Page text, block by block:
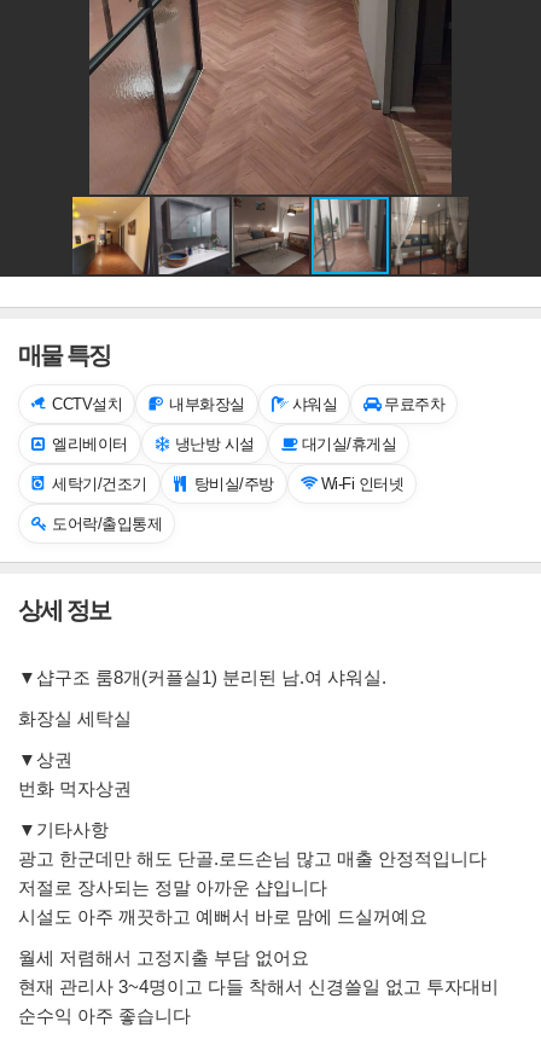
매물 특징
CCTV설치 내부화장실 샤워실 무료주차
엘리베이터 냉난방 시설 대기실/휴게실
세탁기/건조기 탕비실/주방 Wi-Fi 인터넷
도어락/출입통제
상세 정보
▼샵구조 룸8개(커플실1) 분리된 남.여 샤워실.
화장실 세탁실
▼상권
번화 먹자상권
▼기타사항
광고 한군데만 해도 단골.로드손님 많고 매출 안정적입니다
저절로 장사되는 정말 아까운 샵입니다
시설도 아주 깨끗하고 예뻐서 바로 맘에 드실꺼예요
월세 저렴해서 고정지출 부담 없어요
현재 관리사 3~4명이고 다들 착해서 신경쓸일 없고 투자대비
순수익 아주 좋습니다